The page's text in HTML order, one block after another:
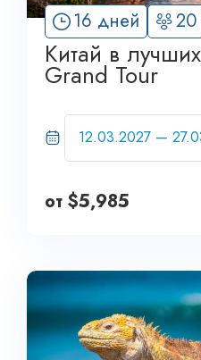
16 дней 20
Китай в
Grand Tour
от $5,985